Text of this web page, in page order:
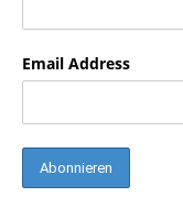
Email Address